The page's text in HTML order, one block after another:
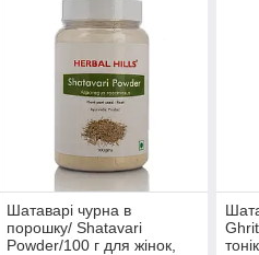
Шатаварі чурна в
порошку/ Shatavari
Powder/100 г для жінок,